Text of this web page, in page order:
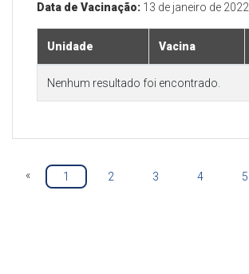
Data de Vacinação: 13 de janeiro de 2022
Unidade Vacina
Nenhum resultado foi encontrado.
« 1 2 3 4 5